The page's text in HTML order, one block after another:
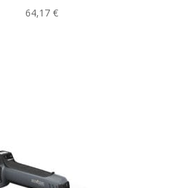
64,17 €